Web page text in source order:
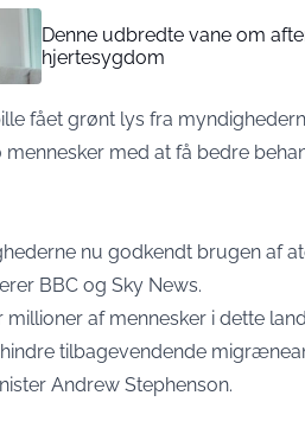
Denne udbredte vane om
hjertesygdom
fået grønt lys fra
mennesker med at få bedre
nu godkendt brugen af
BBC og Sky News.
af mennesker i dette
tilbagevendende
Andrew Stephenson.